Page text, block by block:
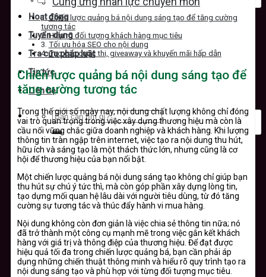
Hoạt động
Tuyển dụng
Tra cứu pháp luật
Tin tức
Liên hệ
Chiến lược quảng bá nội dung sáng tạo để tăng cường
tương tác
Hiểu rõ đối tượng khách hàng mục tiêu
Tối ưu hóa SEO cho nội dung
Tạo các cuộc thi, giveaway và khuyến mãi hấp dẫn
Chiến lược quảng bá nội dung sáng tạo để
tăng cường tương tác
Trong thế giới số ngày nay, nội dung chất lượng không chỉ đóng
vai trò quan trọng trong việc xây dựng thương hiệu mà còn là
cầu nối vững chắc giữa doanh nghiệp và khách hàng. Khi lượng
thông tin tràn ngập trên internet, việc tạo ra nội dung thu hút,
hữu ích và sáng tạo là một thách thức lớn, nhưng cũng là cơ
hội để thương hiệu của bạn nổi bật.
Một chiến lược quảng bá nội dung sáng tạo không chỉ giúp bạn
thu hút sự chú ý tức thì, mà còn góp phần xây dựng lòng tin,
tạo dựng mối quan hệ lâu dài với người tiêu dùng, từ đó tăng
cường sự tương tác và thúc đẩy hành vi mua hàng.
Nội dung không còn đơn giản là việc chia sẻ thông tin nữa; nó
đã trở thành một công cụ mạnh mẽ trong việc gắn kết khách
hàng với giá trị và thông điệp của thương hiệu. Để đạt được
hiệu quả tối đa trong chiến lược quảng bá, bạn cần phải áp
dụng những chiến thuật thông minh và hiểu rõ quy trình tạo ra
nội dung sáng tạo và phù hợp với từng đối tượng mục tiêu.